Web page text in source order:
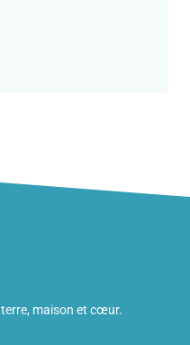
maison et cœur.